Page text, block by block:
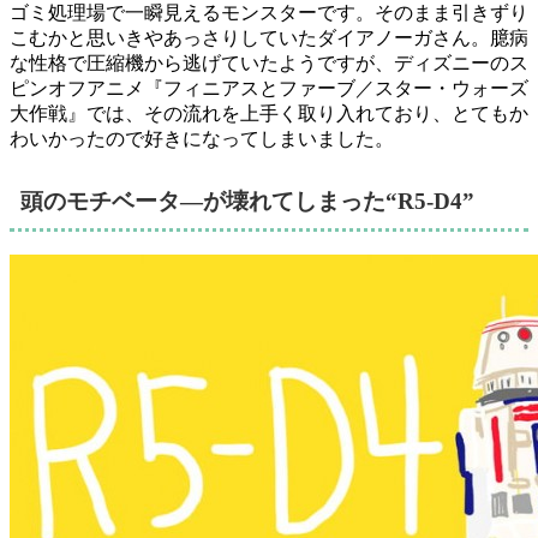
ゴミ処理場で一瞬見えるモンスターです。そのまま引きずり
こむかと思いきやあっさりしていたダイアノーガさん。臆病
な性格で圧縮機から逃げていたようですが、ディズニーのス
ピンオフアニメ『フィニアスとファーブ／スター・ウォーズ
大作戦』では、その流れを上手く取り入れており、とてもか
わいかったので好きになってしまいました。
頭のモチベータ―が壊れてしまった“R5-D4”